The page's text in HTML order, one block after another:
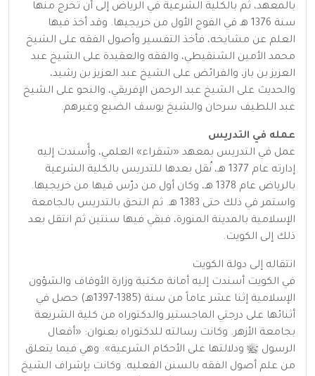
بالمعهد، ثم بالكلية الشرعية في الرياض إلى أن تخرج منها
سنة 1376 هـ في الفوج الأول من خريجيها. وقد أخذ فيها
العلم عن مشايخه، فأخذ التفسير وأصول الفقه على الشيخ
محمد الأمين الشنقيطي، والفقه والعقيدة على الشيخ عبد
العزيز بن باز، والفرائض على الشيخ عبد العزيز بن رشيد،
والحديث على الشيخ عبد الرحمن الإفريقي، والنحو على الشيخ
عبد اللطيف سرحان والشيخ يوسف الضبع وغيرهم.
عمله في التدريس
عمل في التدريس بمعهد «شقراء» العلمي، وأًسندت إليه
إدارته عام 1377 هـ، نُقل بعدها للتدريس بالكلية الشرعية
بالرياض عام 1378 هـ، وكان أول من درّس فيها من خريجيها.
واستمر في ذلك حتى 1383 هـ. ثم التحق بالتدريس بالجامعة
الإسلامية بالمدينة المنورة، فبقي فيها سنتين ثم انتقل بعد
ذلك إلى الكويت.
انتقاله إلى دولة الكويت
في الكويت أسندت إليه أمانة مكتبة وزارة الأوقاف والشؤون
الإسلامية إثنا عشر عاماً من سنة (1385-1397هـ) حصل في
أثنائها على درجتي الماجستير والدكتوراه من كلية الشريعة
بجامعة الأزهر. وكانت رسالته للدكتوراه بعنوان: «أفعال
الرسول ﷺ ودلالتها على الأحكام الشرعية». وهي فيما يتعلق
من علم أصول الفقه بالسنن الفعليه. وكانت بإشراف الشيخ